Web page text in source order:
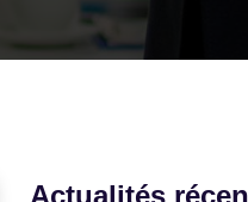
Actualités